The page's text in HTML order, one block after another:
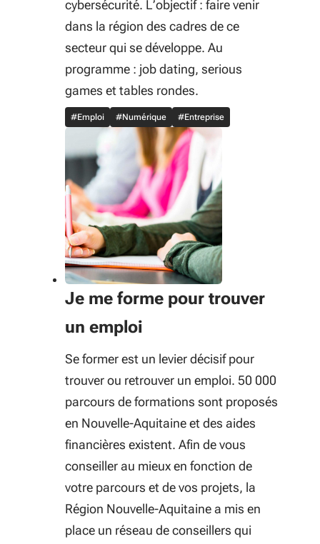
cybersécurité. L’objectif : faire venir
dans la région des cadres de ce
secteur qui se développe. Au
programme : job dating, serious
games et tables rondes.
#Emploi #Numérique #Entreprise
Je me forme pour trouver
un emploi
Se former est un levier décisif pour
trouver ou retrouver un emploi. 50 000
parcours de formations sont proposés
en Nouvelle-Aquitaine et des aides
financières existent. Afin de vous
conseiller au mieux en fonction de
votre parcours et de vos projets, la
Région Nouvelle-Aquitaine a mis en
place un réseau de conseillers qui